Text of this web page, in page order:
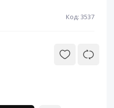
Код: 3537